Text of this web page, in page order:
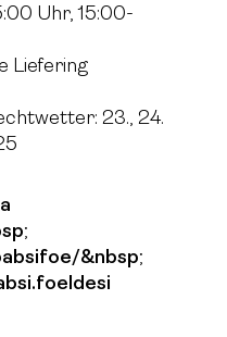
Uhr, 15:00-
Liefering
23., 24.
;
&nbsp;